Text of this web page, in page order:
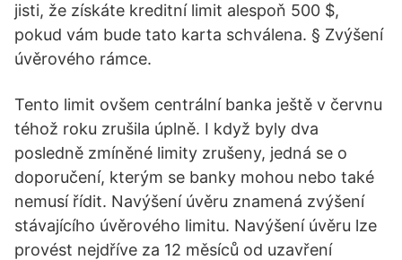
jisti, že získáte kreditní limit alespoň 500 $,
pokud vám bude tato karta schválena. § Zvýšení
úvěrového rámce.
Tento limit ovšem centrální banka ještě v červnu
téhož roku zrušila úplně. I když byly dva
posledně zmíněné limity zrušeny, jedná se o
doporučení, kterým se banky mohou nebo také
nemusí řídit. Navýšení úvěru znamená zvýšení
stávajícího úvěrového limitu. Navýšení úvěru lze
provést nejdříve za 12 měsíců od uzavření